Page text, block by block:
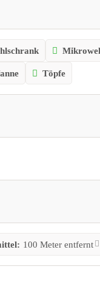
Töpfe
100 Meter entfernt